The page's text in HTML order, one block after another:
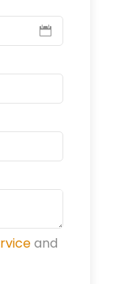
and